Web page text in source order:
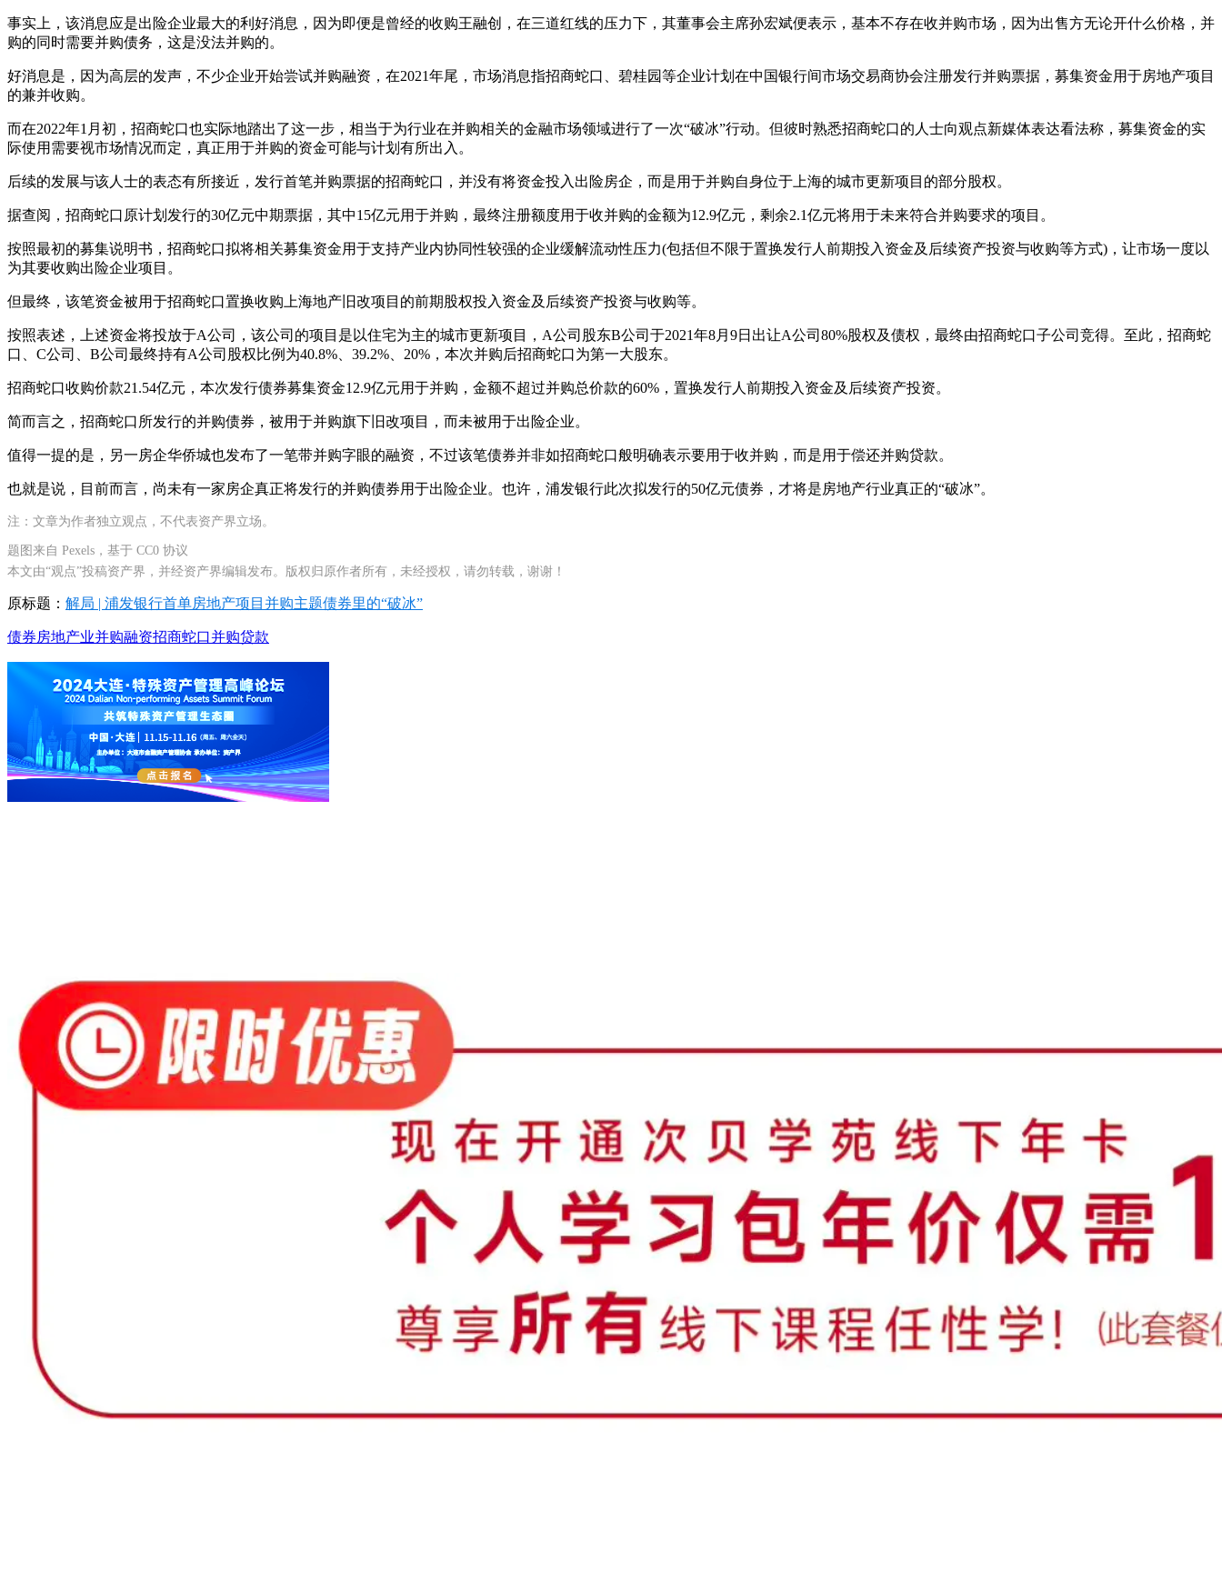
事实上，该消息应是出险企业最大的利好消息，因为即便是曾经的收购王融创，在三道红线的压力下，其董事会主席孙宏斌便表示，基本不存在收并购市场，因为出售方无论开什么价格，并
购的同时需要并购债务，这是没法并购的。
好消息是，因为高层的发声，不少企业开始尝试并购融资，在2021年尾，市场消息指招商蛇口、碧桂园等企业计划在中国银行间市场交易商协会注册发行并购票据，募集资金用于房地产项目
的兼并收购。
而在2022年1月初，招商蛇口也实际地踏出了这一步，相当于为行业在并购相关的金融市场领域进行了一次“破冰”行动。但彼时熟悉招商蛇口的人士向观点新媒体表达看法称，募集资金的实
际使用需要视市场情况而定，真正用于并购的资金可能与计划有所出入。
后续的发展与该人士的表态有所接近，发行首笔并购票据的招商蛇口，并没有将资金投入出险房企，而是用于并购自身位于上海的城市更新项目的部分股权。
据查阅，招商蛇口原计划发行的30亿元中期票据，其中15亿元用于并购，最终注册额度用于收并购的金额为12.9亿元，剩余2.1亿元将用于未来符合并购要求的项目。
按照最初的募集说明书，招商蛇口拟将相关募集资金用于支持产业内协同性较强的企业缓解流动性压力(包括但不限于置换发行人前期投入资金及后续资产投资与收购等方式)，让市场一度以
为其要收购出险企业项目。
但最终，该笔资金被用于招商蛇口置换收购上海地产旧改项目的前期股权投入资金及后续资产投资与收购等。
按照表述，上述资金将投放于A公司，该公司的项目是以住宅为主的城市更新项目，A公司股东B公司于2021年8月9日出让A公司80%股权及债权，最终由招商蛇口子公司竞得。至此，招商蛇
口、C公司、B公司最终持有A公司股权比例为40.8%、39.2%、20%，本次并购后招商蛇口为第一大股东。
招商蛇口收购价款21.54亿元，本次发行债券募集资金12.9亿元用于并购，金额不超过并购总价款的60%，置换发行人前期投入资金及后续资产投资。
简而言之，招商蛇口所发行的并购债券，被用于并购旗下旧改项目，而未被用于出险企业。
值得一提的是，另一房企华侨城也发布了一笔带并购字眼的融资，不过该笔债券并非如招商蛇口般明确表示要用于收并购，而是用于偿还并购贷款。
也就是说，目前而言，尚未有一家房企真正将发行的并购债券用于出险企业。也许，浦发银行此次拟发行的50亿元债券，才将是房地产行业真正的“破冰”。
注：文章为作者独立观点，不代表资产界立场。
题图来自 Pexels，基于 CC0 协议
本文由“观点”投稿资产界，并经资产界编辑发布。版权归原作者所有，未经授权，请勿转载，谢谢！
原标题： 解局 | 浦发银行首单房地产项目并购主题债券里的“破冰”
债券房地产业并购融资招商蛇口并购贷款